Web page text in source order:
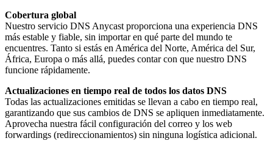
Cobertura global
Nuestro servicio DNS Anycast proporciona una experiencia DNS
más estable y fiable, sin importar en qué parte del mundo te
encuentres. Tanto si estás en América del Norte, América del Sur,
África, Europa o más allá, puedes contar con que nuestro DNS
funcione rápidamente.
Actualizaciones en tiempo real de todos los datos DNS
Todas las actualizaciones emitidas se llevan a cabo en tiempo real,
garantizando que sus cambios de DNS se apliquen inmediatamente.
Aprovecha nuestra fácil configuración del correo y los web
forwardings (redireccionamientos) sin ninguna logística adicional.